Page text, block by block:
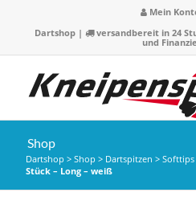
Mein
Dartshop| versandbereit in 24
und
Shop
Dartshop > Shop > Dartspitzen > Softtips
Stück – Long – weiß